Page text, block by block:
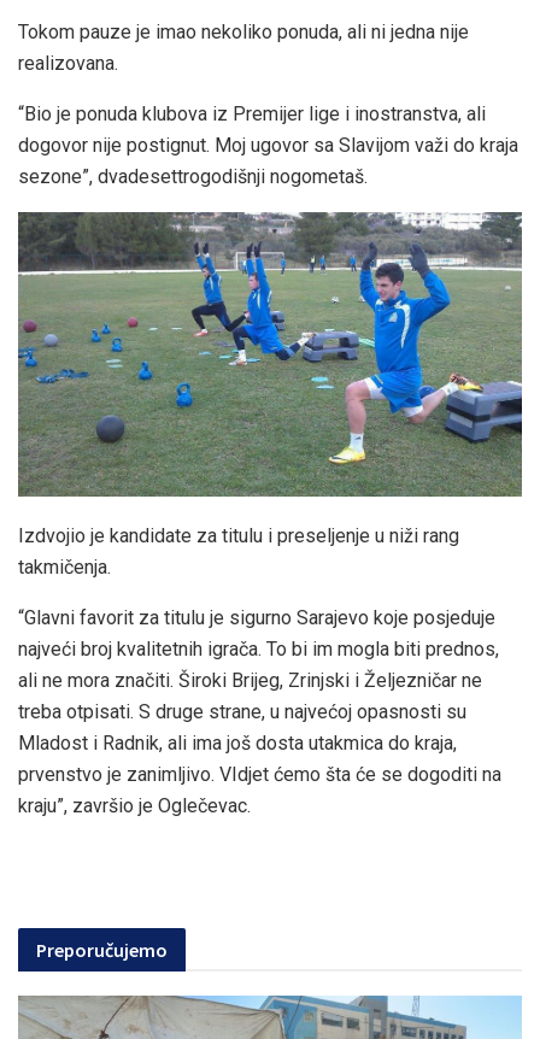
Tokom pauze je imao nekoliko ponuda, ali ni jedna nije
realizovana.
“Bio je ponuda klubova iz Premijer lige i inostranstva, ali
dogovor nije postignut. Moj ugovor sa Slavijom važi do kraja
sezone”, dvadesettrogodišnji nogometaš.
Izdvojio je kandidate za titulu i preseljenje u niži rang
takmičenja.
“Glavni favorit za titulu je sigurno Sarajevo koje posjeduje
najveći broj kvalitetnih igrača. To bi im mogla biti prednos,
ali ne mora značiti. Široki Brijeg, Zrinjski i Željezničar ne
treba otpisati. S druge strane, u najvećoj opasnosti su
Mladost i Radnik, ali ima još dosta utakmica do kraja,
prvenstvo je zanimljivo. VIdjet ćemo šta će se dogoditi na
kraju”, završio je Oglečevac.
Preporučujemo